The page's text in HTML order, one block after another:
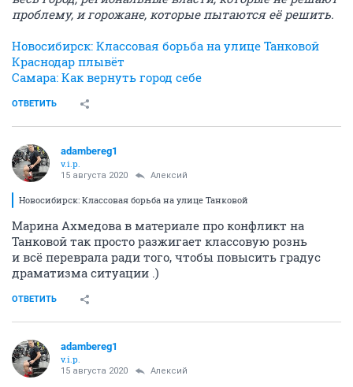
проблему, и горожане, которые пытаются её решить.
Новосибирск: Классовая борьба на улице Танковой
Краснодар плывёт
Самара: Как вернуть город себе
ОТВЕТИТЬ
adambereg1
v.i.p.
15 августа 2020 Алексий
Новосибирск: Классовая борьба на улице Танковой
Марина Ахмедова в материале про конфликт на
Танковой так просто разжигает классовую рознь
и всё переврала ради того, чтобы повысить градус
драматизма ситуации .)
ОТВЕТИТЬ
adambereg1
v.i.p.
15 августа 2020 Алексий